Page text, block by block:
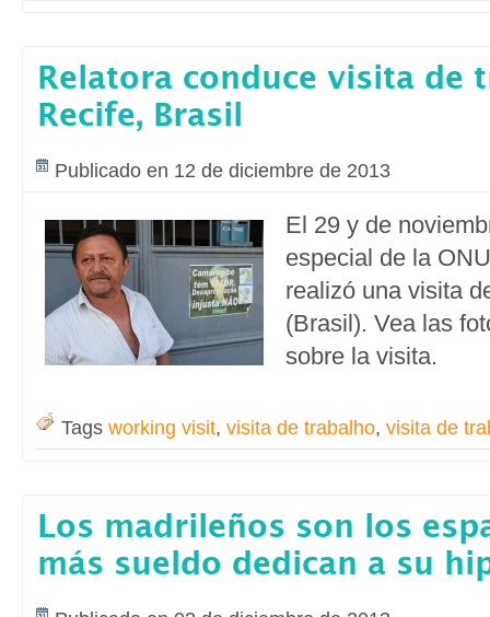
Relatora conduce visita de
Recife, Brasil
Publicado en 12 de diciembre de 2013
El 29 y de
especial de la
realizó una visita
(Brasil). Vea las
sobre la visita.
Tags working visit, visita de trabalho, visita de
Los madrileños son los
más sueldo dedican a su